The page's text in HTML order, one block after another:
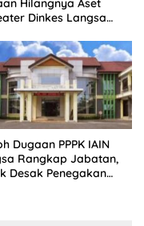
Hilangnya Aset
Dinkes Langsa
Dugaan PPPK IAIN
Rangkap Jabatan,
Desak Penegakan